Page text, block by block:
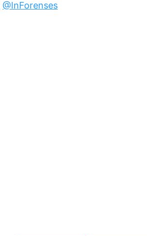
@InForenses